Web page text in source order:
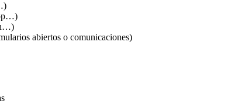
abiertos o comunicaciones)